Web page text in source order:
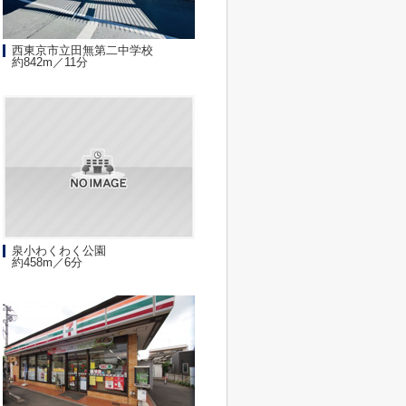
西東京市立田無第二中学校
約842m／11分
泉小わくわく公園
約458m／6分